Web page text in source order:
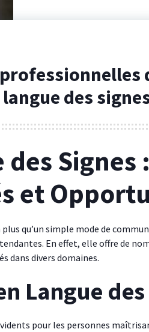
des
des Signes :
et
qu’un simple mode de
En effet, elle offre de
dans divers domaines.
Langue des
pour les personnes